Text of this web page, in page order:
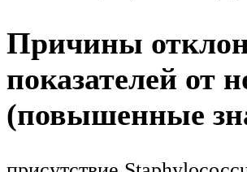
Причины
показателей от
(повышенные